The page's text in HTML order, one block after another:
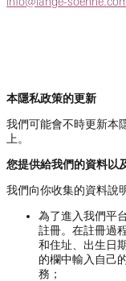
本隱私政策的更新
我們可能會不時更新本
上。
您提供給我們的資料以
我們向你收集的資料說
為了進入我們平
註冊。在註冊過
和住址、出生日
的欄中輸入自己
務；